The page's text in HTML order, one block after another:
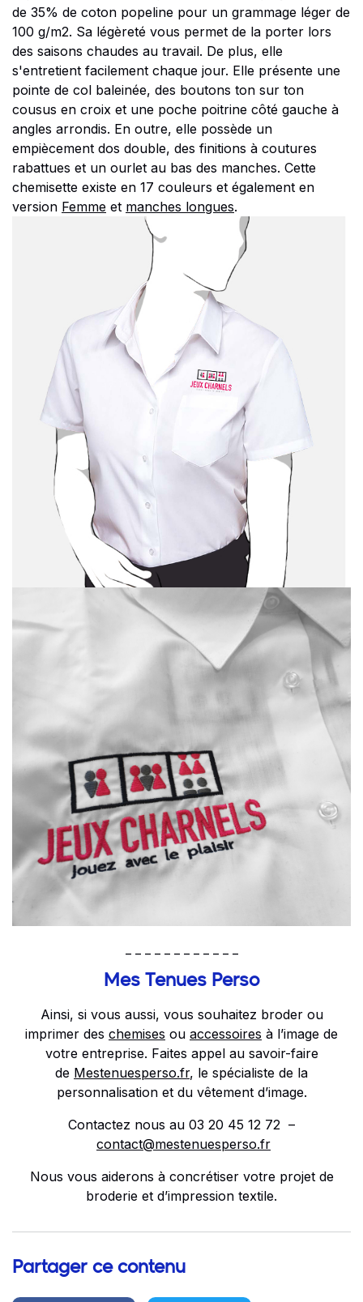
de 35% de coton popeline pour un grammage léger de
100 g/m2. Sa légèreté vous permet de la porter lors
des saisons chaudes au travail. De plus, elle
s'entretient facilement chaque jour. Elle présente une
pointe de col baleinée, des boutons ton sur ton
cousus en croix et une poche poitrine côté gauche à
angles arrondis. En outre, elle possède un
empiècement dos double, des finitions à coutures
rabattues et un ourlet au bas des manches. Cette
chemisette existe en 17 couleurs et également en
version Femme et manches longues.
Mes Tenues Perso
Ainsi, si vous aussi, vous souhaitez broder ou
imprimer des chemises ou accessoires à l’image de
votre entreprise. Faites appel au savoir-faire
de Mestenuesperso.fr, le spécialiste de la
personnalisation et du vêtement d’image.
Contactez nous au 03 20 45 12 72 –
contact@mestenuesperso.fr
Nous vous aiderons à concrétiser votre projet de
broderie et d’impression textile.
Partager ce contenu